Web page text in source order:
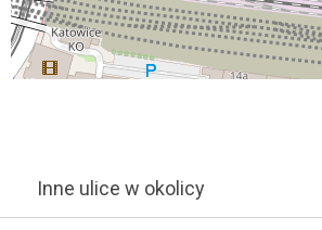
Inne ulice w okolicy